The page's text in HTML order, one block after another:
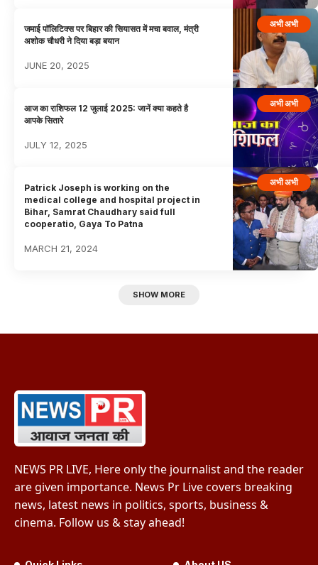
अभी अभी
जमाई पॉलिटिक्स पर बिहार की सियासत में मचा बवाल, मंत्री
अशोक चौधरी ने दिया बड़ा बयान
JUNE 20, 2025
अभी अभी
आज का राशिफल 12 जुलाई 2025: जानें क्या कहते है
आपके सितारे
JULY 12, 2025
अभी अभी
Patrick Joseph is working on the
medical college and hospital project in
Bihar, Samrat Chaudhary said full
cooperatio, Gaya To Patna
MARCH 21, 2024
SHOW MORE
NEWS PR LIVE, Here only the journalist and the reader
are given importance. News Pr Live covers breaking
news, latest news in politics, sports, business &
cinema. Follow us & stay ahead!